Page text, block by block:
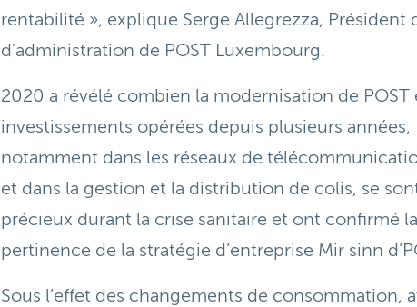
rentabilité », explique Serge Allegrezza, Président
d'administration de POST Luxembourg.
2020 a révélé combien la modernisation de POST
investissements opérées depuis plusieurs années,
notamment dans les réseaux de
et dans la gestion et la distribution de colis, se
précieux durant la crise sanitaire et ont confirmé la
pertinence de la stratégie d’entreprise Mir sinn
Sous l’effet des changements de consommation,